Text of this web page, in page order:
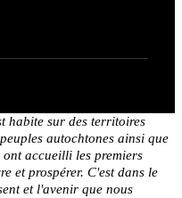
habite sur des territoires
autochtones ainsi que
ont accueilli les premiers
et prospérer. C'est dans le
et l'avenir que nous